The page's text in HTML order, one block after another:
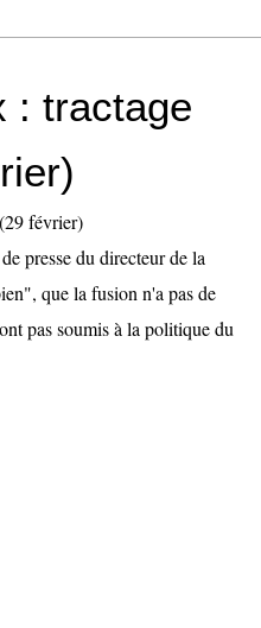
: tractage
presse du directeur de la
que la fusion n'a pas de
pas soumis à la politique du